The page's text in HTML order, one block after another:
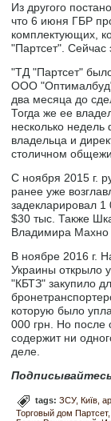
Из другого
что 6 июня ГБР
комплектующих,
"Партсет". Сейчас
"ТД "Партсет"
ООО
два месяца до
Тогда же ее
несколько
владельца и
столичном
С ноября 2015 г.
ранее уже
задекларировал
$30 тыс. Также
Владимира Махно
В ноябре 2016 г.
Украины открыло
"КБТЗ" закупило
которую было
000 грн. Но после
содержит ни
деле.
tags:ЗСУ Київ
Торговый дом Партсет